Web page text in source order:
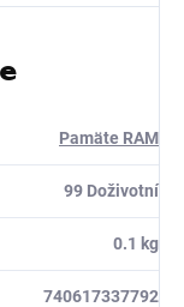
Pamäte RAM
99 Doživotní
0.1 kg
740617337792